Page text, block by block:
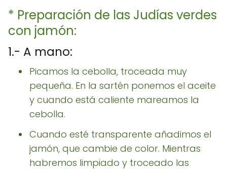
* Preparación de las Judías verdes
con jamón:
1.- A mano:
Picamos la cebolla, troceada muy
pequeña. En la sartén ponemos el aceite
y cuando está caliente mareamos la
cebolla.
Cuando esté transparente añadimos el
jamón, que cambie de color. Mientras
habremos limpiado y troceado las